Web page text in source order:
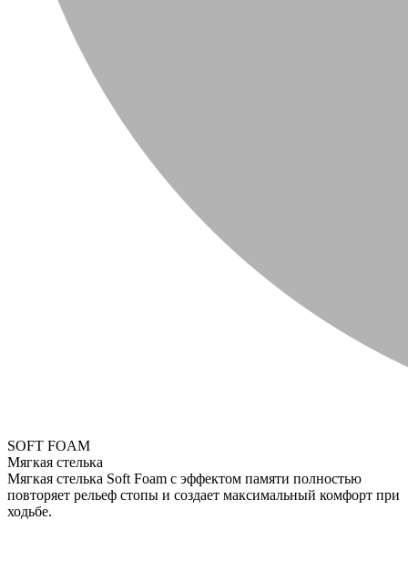
SOFT FOAM
Мягкая стелька
Мягкая стелька Soft Foam с эффектом памяти полностью
повторяет рельеф стопы и создает максимальный комфорт при
ходьбе.